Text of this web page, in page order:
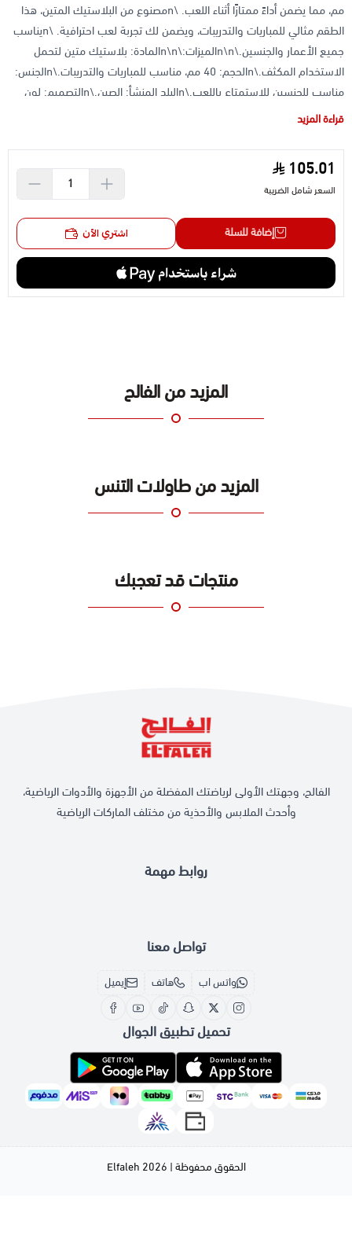
مم، مما يضمن أداءً ممتازًا أثناء اللعب. \nمصنوع من البلاستيك المتين، هذا
الطقم مثالي للمباريات والتدريبات، ويضمن لك تجربة لعب احترافية. \nيناسب
جميع الأعمار والجنسين.\n\nالميزات:\n\nالمادة: بلاستيك متين لتحمل
الاستخدام المكثف.\nالحجم: 40 مم، مناسب للمباريات والتدريبات.\nالجنس:
مناسب للجنسين للاستمتاع باللعب.\nالبلد المنشأ: الصين.\nالتصميم: لون
برتقالي ساطع يسهل رؤيته أثناء اللعب.
قراءة المزيد
105.01
السعر شامل الضريبة
إضافة للسلة اشتري الآن
المزيد من الفالح
المزيد من طاولات التنس
منتجات قد تعجبك
روابط مهمة
الفالح، وجهتك الأولى لرياضتك المفضلة من الأجهزة والأدوات الرياضية،
وأحدث الملابس والأحذية من مختلف الماركات الرياضية
تواصل معنا
واتس اب هاتف إيميل
تحميل تطبيق الجوال
الحقوق محفوظة | 2026 Elfaleh